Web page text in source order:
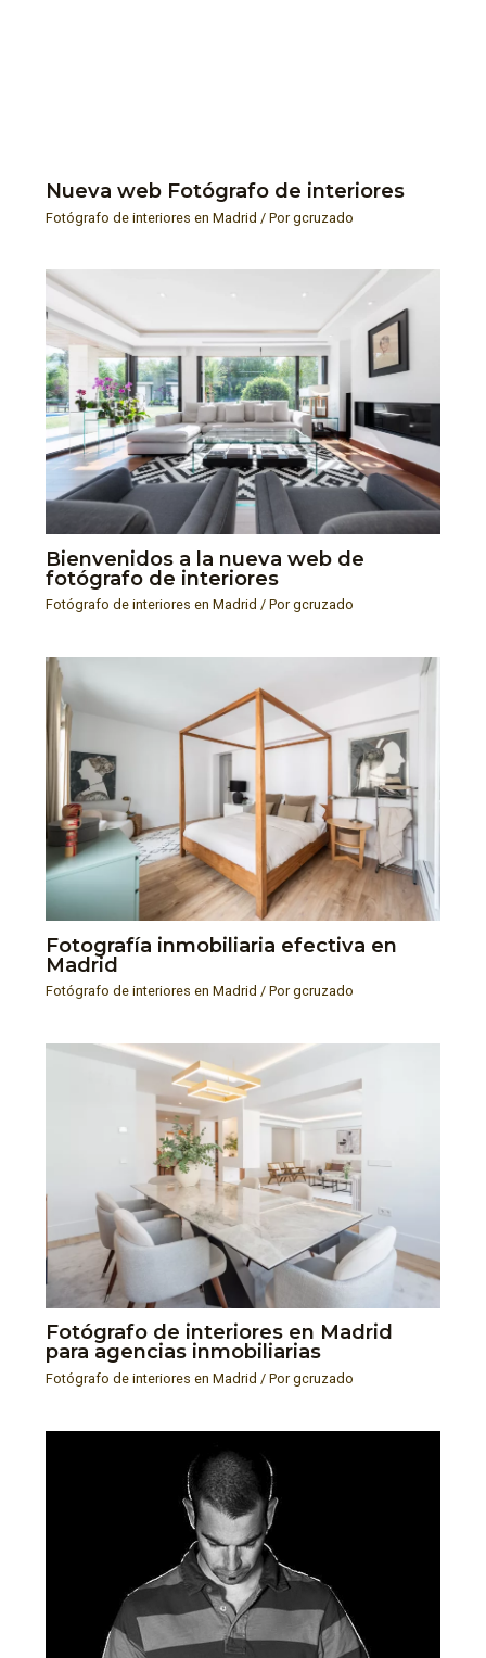
Nueva web Fotógrafo de interiores
Fotógrafo de interiores en Madrid / Porgcruzado
Bienvenidos a la nueva web de
fotógrafo de interiores
Fotógrafo de interiores en Madrid / Porgcruzado
Fotografía inmobiliaria efectiva en
Madrid
Fotógrafo de interiores en Madrid / Porgcruzado
Fotógrafo de interiores en Madrid
para agencias inmobiliarias
Fotógrafo de interiores en Madrid / Porgcruzado